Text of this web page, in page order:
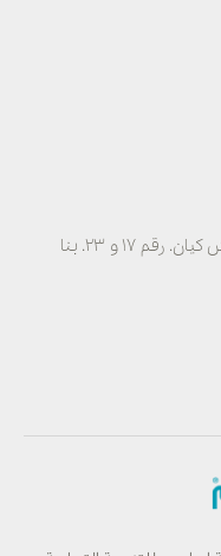
طهران. دوار الولي العصر. شارع دانش كيان. رقم ۱۷ و ۲۳. بنا